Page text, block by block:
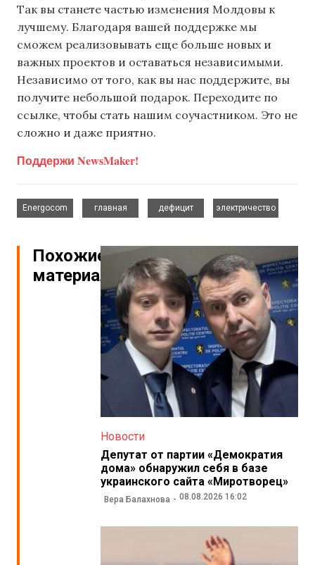
Так вы станете частью изменения Молдовы к
лучшему. Благодаря вашей поддержке мы
сможем реализовывать еще больше новых и
важных проектов и оставаться независимыми.
Независимо от того, как вы нас поддержите, вы
получите небольшой подарок. Переходите по
ссылке, чтобы стать нашим соучастником. Это не
сложно и даже приятно.
Поддержи NewsMaker!
Energocom
главная
дефицит
электричество
Похожие
материалы
Новости
Депутат от партии «Демократия
дома» обнаружил себя в базе
украинского сайта «Миротворец»
Вера Балахнова 08.08.2026 16:02